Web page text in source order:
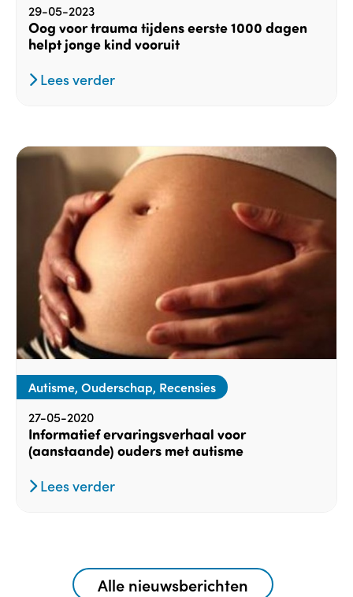
29-05-2023
Oog voor trauma tijdens eerste 1000 dagen
helpt jonge kind vooruit
Lees verder
Autisme, Ouderschap, Recensies
27-05-2020
Informatief ervaringsverhaal voor
(aanstaande) ouders met autisme
Lees verder
Alle nieuwsberichten